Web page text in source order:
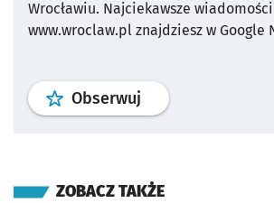
Wrocławiu. Najciekawsze
www.wroclaw.pl znajdziesz w Google
Obserwuj profil
ZOBACZ TAKŻE